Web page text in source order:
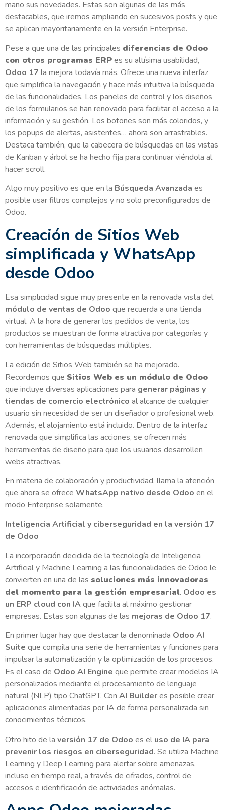
mano sus novedades. Estas son algunas de las más
destacables, que iremos ampliando en sucesivos posts y que
se aplican mayoritariamente en la versión Enterprise.
Pese a que una de las principales diferencias de Odoo
con otros programas ERPes su altísima usabilidad,
Odoo 17 la mejora todavía más. Ofrece una nueva interfaz
que simplifica la navegación y hace más intuitiva la búsqueda
de las funcionalidades. Los paneles de control y los diseños
de los formularios se han renovado para facilitar el acceso a la
información y su gestión. Los botones son más coloridos, y
los popups de alertas, asistentes… ahora son arrastrables.
Destaca también, que la cabecera de búsquedas en las vistas
de Kanban y árbol se ha hecho fija para continuar viéndola al
hacer scroll.
Algo muy positivo es que en la Búsqueda Avanzada es
posible usar filtros complejos y no solo preconfigurados de
Odoo.
Creación de Sitios Web
simplificada y WhatsApp
desde Odoo
Esa simplicidad sigue muy presente en la renovada vista del
módulo de ventas de Odoo que recuerda a una tienda
virtual. A la hora de generar los pedidos de venta, los
productos se muestran de forma atractiva por categorías y
con herramientas de búsquedas múltiples.
La edición de Sitios Web también se ha mejorado.
Recordemos que Sitios Web es un módulo de Odoo
que incluye diversas aplicaciones para generar páginas y
tiendas de comercio electrónico al alcance de cualquier
usuario sin necesidad de ser un diseñador o profesional web.
Además, el alojamiento está incluido. Dentro de la interfaz
renovada que simplifica las acciones, se ofrecen más
herramientas de diseño para que los usuarios desarrollen
webs atractivas.
En materia de colaboración y productividad, llama la atención
que ahora se ofrece WhatsApp nativo desde Odoo en el
modo Enterprise solamente.
Inteligencia Artificial y ciberseguridad en la versión 17
de Odoo
La incorporación decidida de la tecnología de Inteligencia
Artificial y Machine Learning a las funcionalidades de Odoo le
convierten en una de las soluciones más innovadoras
del momento para la gestión empresarial. Odoo es
un ERP cloud con IAque facilita al máximo gestionar
empresas. Estas son algunas de las mejoras de Odoo 17.
En primer lugar hay que destacar la denominada Odoo AI
Suite que compila una serie de herramientas y funciones para
impulsar la automatización y la optimización de los procesos.
Es el caso de Odoo AI Engine que permite crear modelos IA
personalizados mediante el procesamiento de lenguaje
natural (NLP) tipo ChatGPT. Con AI Builderes posible crear
aplicaciones alimentadas por IA de forma personalizada sin
conocimientos técnicos.
Otro hito de la versión 17 de Odoo es el uso de IA para
prevenir los riesgos en ciberseguridad. Se utiliza Machine
Learning y Deep Learning para alertar sobre amenazas,
incluso en tiempo real, a través de cifrados, control de
accesos e identificación de actividades anómalas.